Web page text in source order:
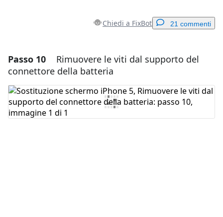
Chiedi a FixBot 21 commenti
Aggiungi un commento
Aggiungi Commento
Passo 10
Rimuovere le viti dal supporto del
connettore della batteria